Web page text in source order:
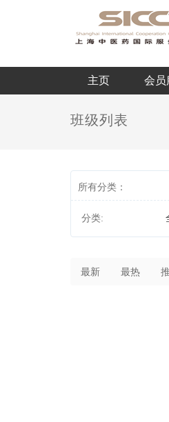
主页 会员
班级列表
所有分类：
分类:
最新 最热